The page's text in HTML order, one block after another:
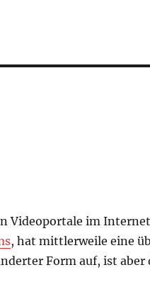
Videoportale im
, hat mittlerweile eine
Form auf, ist